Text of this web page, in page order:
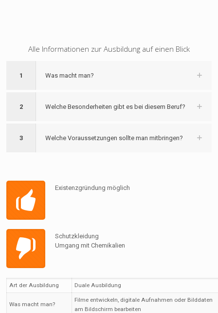
Alle Informationen zur Ausbildung auf einen Blick
1 Was macht man?
2 Welche Besonderheiten gibt es bei diesem Beruf?
3 Welche Voraussetzungen sollte man mitbringen?
Existenzgründung möglich
Schutzkleidung
Umgang mit Chemikalien
Art der Ausbildung Duale Ausbildung
Was macht man?
Filme entwickeln, digitale Aufnahmen oder Bilddaten
am Bildschirm bearbeiten